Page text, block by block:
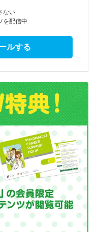
ない
を配信中
ルする